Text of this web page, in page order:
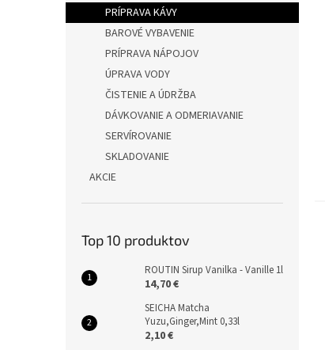
PRÍPRAVA KÁVY
BAROVÉ VYBAVENIE
PRÍPRAVA NÁPOJOV
ÚPRAVA VODY
ČISTENIE A ÚDRŽBA
DÁVKOVANIE A ODMERIAVANIE
SERVÍROVANIE
SKLADOVANIE
AKCIE
Top 10 produktov
ROUTIN Sirup Vanilka - Vanille 1l
14,70 €
SEICHA Matcha
Yuzu,Ginger,Mint 0,33l
2,10 €